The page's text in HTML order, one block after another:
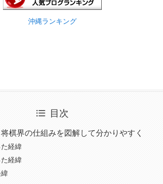
沖縄ランキング
目次
棋界の仕組みを図解して分かりやすく
経緯
経緯